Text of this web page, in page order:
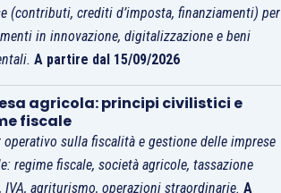
(contributi, crediti d’imposta, finanziamenti) per
in innovazione, digitalizzazione e beni
A partire dal 15/09/2026
agricola: principi civilistici e
fiscale
operativo sulla fiscalità e gestione delle imprese
regime fiscale, società agricole, tassazione
IVA, agriturismo, operazioni straordinarie.A